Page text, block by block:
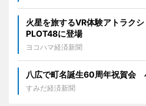
火星を旅するVR体験アトラク
PLOT48に登場
ヨコハマ経済新聞
八広で町名誕生60周年祝賀会
すみだ経済新聞